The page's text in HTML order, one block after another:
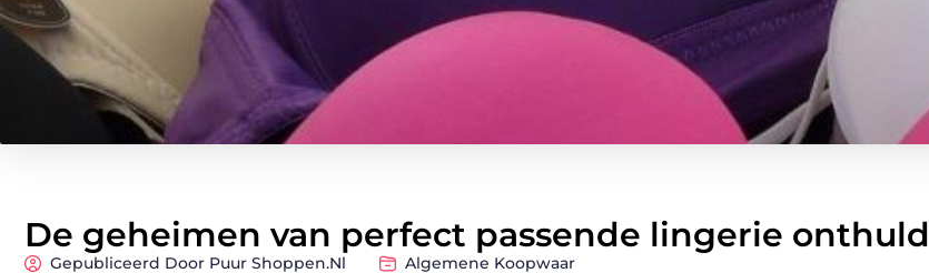
De geheimen van perfect passende lingerie onthuld
Gepubliceerd Door Puur Shoppen.nl Algemene Koopwaar